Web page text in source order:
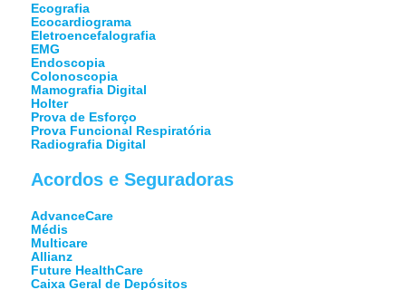
Ecografia
Ecocardiograma
Eletroencefalografia
EMG
Endoscopia
Colonoscopia
Mamografia Digital
Holter
Prova de Esforço
Prova Funcional Respiratória
Radiografia Digital
Acordos e Seguradoras
AdvanceCare
Médis
Multicare
Allianz
Future HealthCare
Caixa Geral de Depósitos